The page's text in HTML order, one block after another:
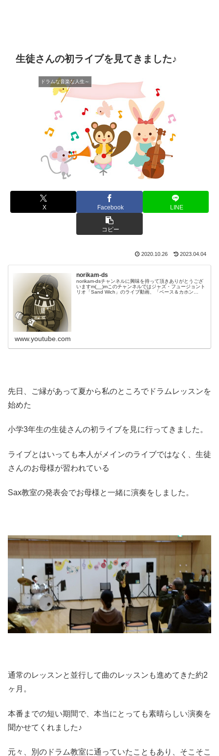
生徒さんの初ライブを見てきました♪
ドラムな音楽な人生～
X Facebook LINE
コピー
2020.10.26 2023.04.04
norikam-ds
norikam-dsチャンネルに興味を持って頂きありがとうござ
いますm(__)mこのチャンネルではジャズ・フュージョント
リオ「Sand Wich」のライブ動画、「ベース＆カホン
www.youtube.com
先日、ご縁があって夏から私のところでドラムレッスンを
始めた
小学3年生の生徒さんの初ライブを見に行ってきました。
ライブとはいっても本人がメインのライブではなく、生徒
さんのお母様が習われている
Sax教室の発表会でお母様と一緒に演奏をしました。
通常のレッスンと並行して曲のレッスンも進めてきた約2
ヶ月。
本番までの短い期間で、本当にとっても素晴らしい演奏を
聞かせてくれました♪
元々、別のドラム教室に通っていたこともあり、そこそこ